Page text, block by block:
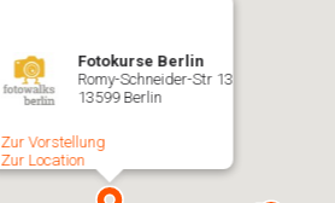
Fotokurse Berlin
Romy-Schneider-Str 13
13599 Berlin
Zur Vorstellung
Zur Location